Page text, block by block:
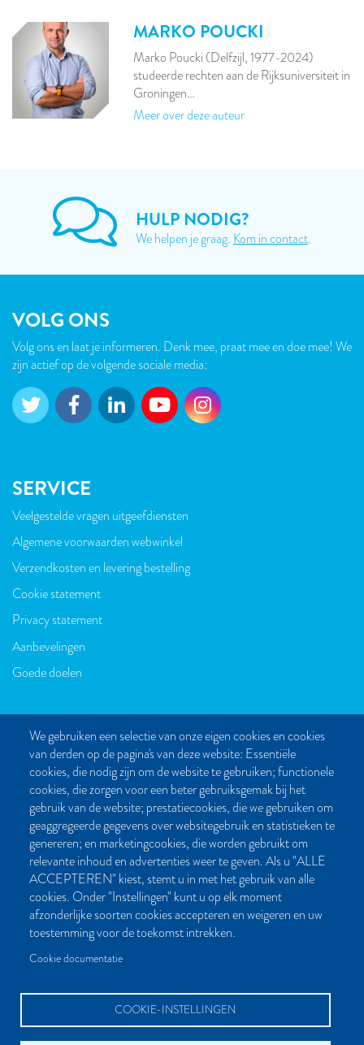
We gebruiken een selectie van onze eigen cookies en cookies
van derden op de pagina's van deze website: Essentiële
cookies, die nodig zijn om de website te gebruiken; functionele
cookies, die zorgen voor een beter gebruiksgemak bij het
gebruik van de website; prestatiecookies, die we gebruiken om
geaggregeerde gegevens over websitegebruik en statistieken te
genereren; en marketingcookies, die worden gebruikt om
relevante inhoud en advertenties weer te geven. Als u "ALLE
ACCEPTEREN" kiest, stemt u in met het gebruik van alle
cookies. Onder "Instellingen" kunt u op elk moment
afzonderlijke soorten cookies accepteren en weigeren en uw
toestemming voor de toekomst intrekken.
Cookie documentatie
COOKIE-INSTELLINGEN
MARKO POUCKI
Marko Poucki (Delfzijl, 1977-2024)
studeerde rechten aan de Rijksuniversiteit in
Groningen…
Meer over deze auteur
HULP NODIG?
We helpen je graag. Kom in contact.
VOLG ONS
Volg ons en laat je informeren. Denk mee, praat mee en doe mee! We
zijn actief op de volgende sociale media:
SERVICE
VOET
Veelgestelde vragen uitgeefdiensten
Algemene voorwaarden webwinkel
Verzendkosten en levering bestelling
Cookie statement
Privacy statement
Aanbevelingen
Goede doelen
CONTACT
Post- en bezoekadres:
Kattegat 32-8
9723 JP Groningen
Nederland
Bellen:
050 851 80 41
Bereikbaar van maandag t/m vrijdag tussen 9.00 en 17.00 uur
info[at]palmslag.nl(algemene vragen)